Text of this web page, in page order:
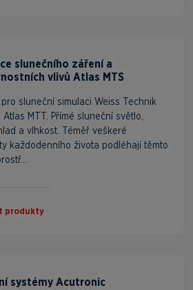
slunečního záření a
vlivů Atlas MTS
sluneční simulaci Weiss Technik
Atlas MTT. Přímé sluneční světlo,
a vlhkost. Téměř veškeré
každodenního života podléhají těmto
produkty
systémy Acutronic